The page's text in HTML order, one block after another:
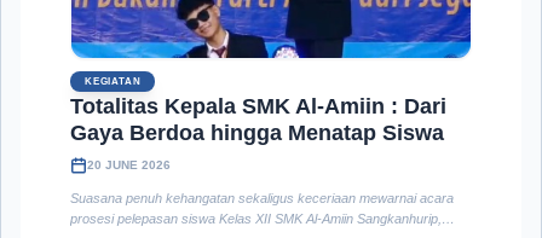
KEGIATAN
Totalitas Kepala SMK Al-Amiin : Dari
Gaya Berdoa hingga Menatap Siswa
20 JUNE 2026
Suasana penuh kehangatan sekaligus keceriaan mewarnai acara
prosesi pelepasan siswa Kelas XII SMK Al-Amiin Sangkanhurip,